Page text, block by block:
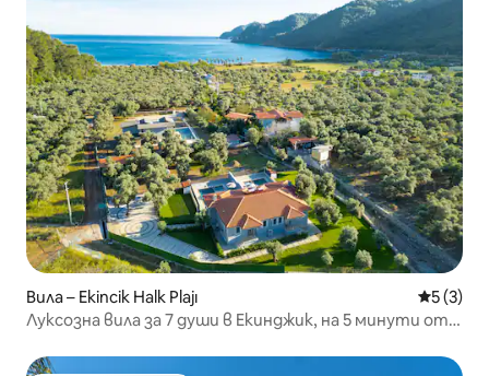
Вила – Ekincik Halk Plajı Средна
5 (3)
Луксозна вила за 7 души в Екинджик, на 5 минути от